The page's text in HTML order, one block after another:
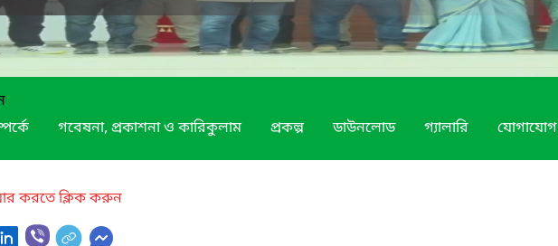
গবেষনা, প্রকাশনা ও কারিকুলাম প্রকল্প ডাউনলোড গ্যালারি যোগাযোগ
করতে ক্লিক করুন